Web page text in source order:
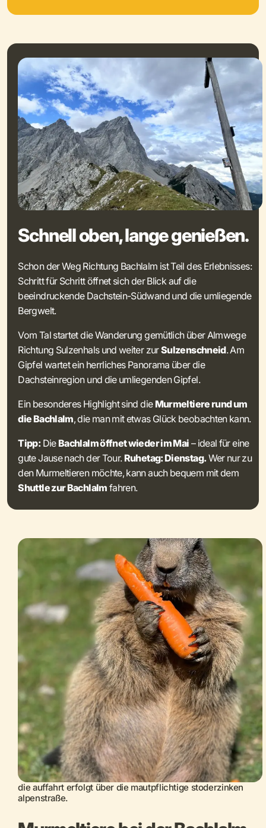
Schnell oben, lange genießen.
Schon der Weg Richtung Bachlalm ist Teil des Erlebnisses:
Schritt für Schritt öffnet sich der Blick auf die
beeindruckende Dachstein-Südwand und die umliegende
Bergwelt.
Vom Tal startet die Wanderung gemütlich über Almwege
Richtung Sulzenhals und weiter zurSulzenschneid. Am
Gipfel wartet ein herrliches Panorama über die
Dachsteinregion und die umliegenden Gipfel.
Ein besonderes Highlight sind die Murmeltiere rund um
die Bachlalm, die man mit etwas Glück beobachten kann.
Tipp:Die Bachlalm öffnet wieder im Mai – ideal für eine
gute Jause nach der Tour. Ruhetag: Dienstag.Wer nur zu
den Murmeltieren möchte, kann auch bequem mit dem
Shuttle zur Bachlalm fahren.
die auffahrt erfolgt über die mautpflichtige stoderzinken
alpenstraße.